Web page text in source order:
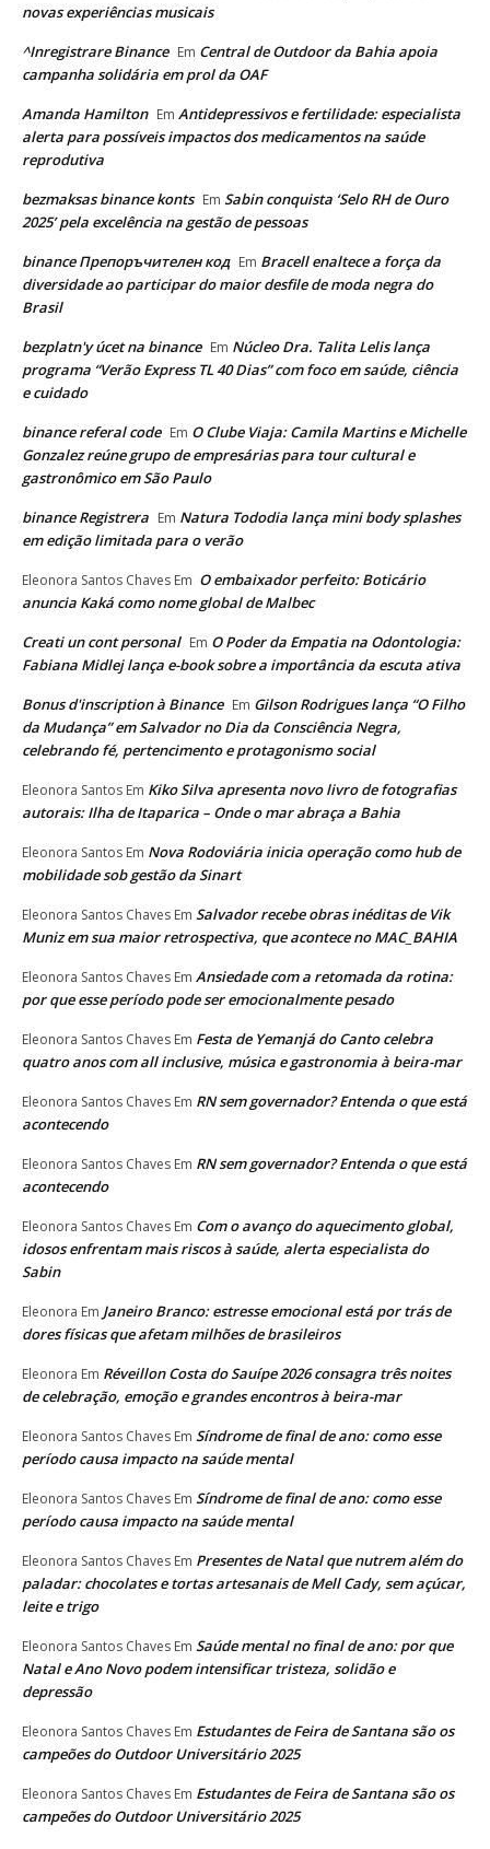
novas experiências musicais
^Inregistrare Binance Em Central de Outdoor da Bahia apoia
campanha solidária em prol da OAF
Amanda Hamilton Em Antidepressivos e fertilidade: especialista
alerta para possíveis impactos dos medicamentos na saúde
reprodutiva
bezmaksas binance konts Em Sabin conquista ‘Selo RH de Ouro
2025’ pela excelência na gestão de pessoas
binance Препоръчителен код Em Bracell enaltece a força da
diversidade ao participar do maior desfile de moda negra do
Brasil
bezplatn'y úcet na binance Em Núcleo Dra. Talita Lelis lança
programa “Verão Express TL 40 Dias” com foco em saúde, ciência
e cuidado
binance referal code Em O Clube Viaja: Camila Martins e Michelle
Gonzalez reúne grupo de empresárias para tour cultural e
gastronômico em São Paulo
binance Registrera Em Natura Tododia lança mini body splashes
em edição limitada para o verão
Eleonora Santos Chaves Em O embaixador perfeito: Boticário
anuncia Kaká como nome global de Malbec
Creati un cont personal Em O Poder da Empatia na Odontologia:
Fabiana Midlej lança e-book sobre a importância da escuta ativa
Bonus d'inscription à Binance Em Gilson Rodrigues lança “O Filho
da Mudança” em Salvador no Dia da Consciência Negra,
celebrando fé, pertencimento e protagonismo social
Eleonora Santos Em Kiko Silva apresenta novo livro de fotografias
autorais: Ilha de Itaparica – Onde o mar abraça a Bahia
Eleonora Santos Em Nova Rodoviária inicia operação como hub de
mobilidade sob gestão da Sinart
Eleonora Santos Chaves Em Salvador recebe obras inéditas de Vik
Muniz em sua maior retrospectiva, que acontece no MAC_BAHIA
Eleonora Santos Chaves Em Ansiedade com a retomada da rotina:
por que esse período pode ser emocionalmente pesado
Eleonora Santos Chaves Em Festa de Yemanjá do Canto celebra
quatro anos com all inclusive, música e gastronomia à beira-mar
Eleonora Santos Chaves Em RN sem governador? Entenda o que está
acontecendo
Eleonora Santos Chaves Em RN sem governador? Entenda o que está
acontecendo
Eleonora Santos Chaves Em Com o avanço do aquecimento global,
idosos enfrentam mais riscos à saúde, alerta especialista do
Sabin
Eleonora Em Janeiro Branco: estresse emocional está por trás de
dores físicas que afetam milhões de brasileiros
Eleonora Em Réveillon Costa do Sauípe 2026 consagra três noites
de celebração, emoção e grandes encontros à beira-mar
Eleonora Santos Chaves Em Síndrome de final de ano: como esse
período causa impacto na saúde mental
Eleonora Santos Chaves Em Síndrome de final de ano: como esse
período causa impacto na saúde mental
Eleonora Santos Chaves Em Presentes de Natal que nutrem além do
paladar: chocolates e tortas artesanais de Mell Cady, sem açúcar,
leite e trigo
Eleonora Santos Chaves Em Saúde mental no final de ano: por que
Natal e Ano Novo podem intensificar tristeza, solidão e
depressão
Eleonora Santos Chaves Em Estudantes de Feira de Santana são os
campeões do Outdoor Universitário 2025
Eleonora Santos Chaves Em Estudantes de Feira de Santana são os
campeões do Outdoor Universitário 2025